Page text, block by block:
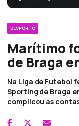
DESPORTO
Marítimo
de Braga
Na Liga de Futebol
Sporting de Braga
complicou as